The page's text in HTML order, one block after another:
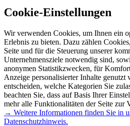
Cookie-Einstellungen
Wir verwenden Cookies, um Ihnen ein
Erlebnis zu bieten. Dazu zählen
Seite und für die Steuerung unserer
Unternehmensziele notwendig sind,
anonymen Statistikzwecken, für
Anzeige personalisierter Inhalte genutzt
entscheiden, welche Kategorien Sie
beachten Sie, dass auf Basis Ihrer
mehr alle Funktionalitäten der Seite zur
→ Weitere Informationen finden Sie in
Datenschutzhinweis.